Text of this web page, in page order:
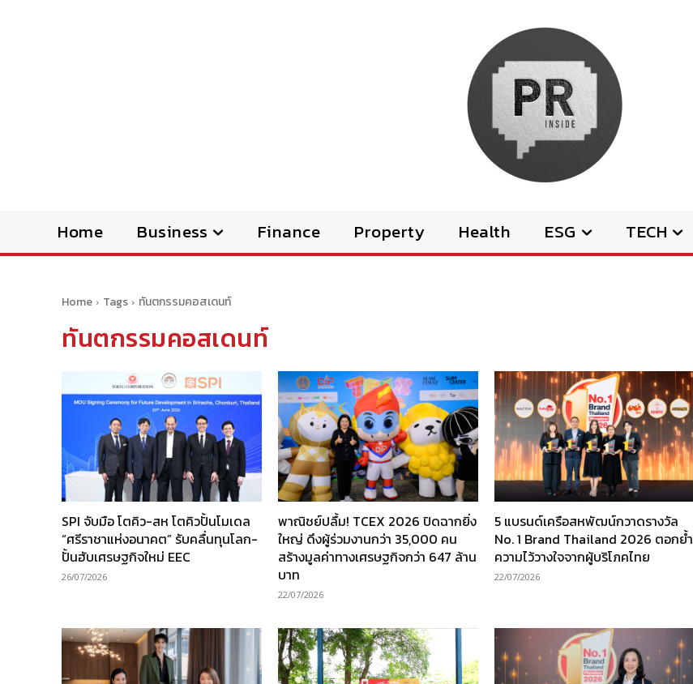
Home Business Finance Property Health ESG TECH
Home Tags ทันตกรรมคอสเดนท์
ทันตกรรมคอสเดนท์
SPI จับมือ โตคิว-สห โตคิวปั้นโมเดล
“ศรีราชาแห่งอนาคต” รับคลื่นทุนโลก-
ปั้นฮับเศรษฐกิจใหม่ EEC
26/07/2026
พาณิชย์ปลื้ม! TCEX 2026 ปิดฉากยิ่ง
ใหญ่ ดึงผู้ร่วมงานกว่า 35,000 คน
สร้างมูลค่าทางเศรษฐกิจกว่า 647 ล้าน
บาท
22/07/2026
5 แบรนด์เครือสหพัฒน์กวาดรางวัล
No. 1 Brand Thailand 2026 ตอกย้ำ
ความไว้วางใจจากผู้บริโภคไทย
22/07/2026